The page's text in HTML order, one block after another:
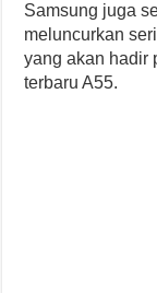
Samsung juga
meluncurkan
yang akan hadir
terbaru A55.